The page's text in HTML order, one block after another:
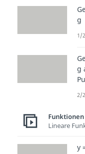
g
1/
g
2/
Funktionen
Lineare
y